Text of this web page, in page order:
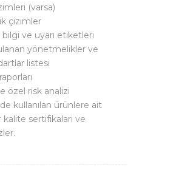
(varsa)
çizimler
bilgi ve uyarı etiketleri
yönetmelikler ve
listesi
özel risk analizi
kullanılan ürünlere ait
kalite sertifikaları ve